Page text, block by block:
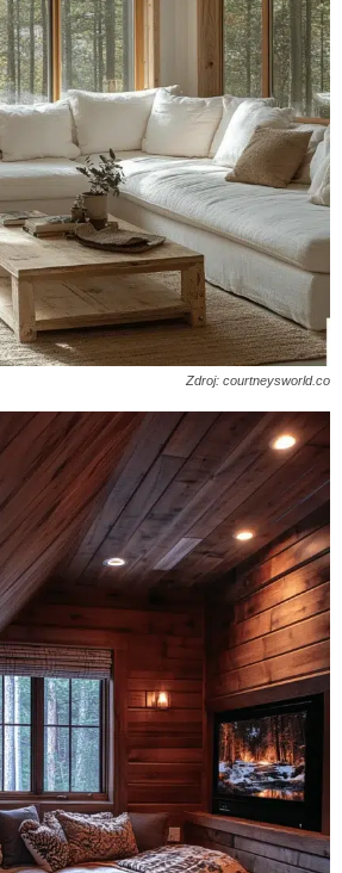
Zdroj: courtneysworld.co